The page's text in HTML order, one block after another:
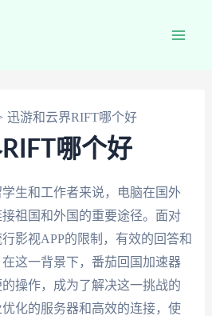
迅游和云界RIFT哪个好
哪个好
生和工作者来说，电脑在国外
祖国和外国的重要途径。面对
影视APP的限制，有效的回答和
这一背景下，番茄回国加速器
操作，成为了解决这一挑战的
化的服务器和高效的连接，使